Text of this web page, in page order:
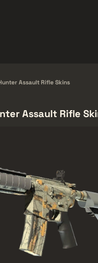
Assault Rifle Skins
Assault Rifle